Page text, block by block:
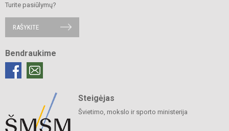
Turite pasiūlymų?
RAŠYKITE
Bendraukime
Steigėjas
Švietimo, mokslo ir sporto ministerija